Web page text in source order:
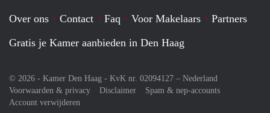
Over ons Contact Faq Voor Makelaars
Partners
Gratis je Kamer aanbieden in Den Haag
© 2026 - Kamer Den Haag - KvK nr. 02094127 – Nederland
Voorwaarden & privacy
Disclaimer
Spam & nep-accounts
Account verwijderen